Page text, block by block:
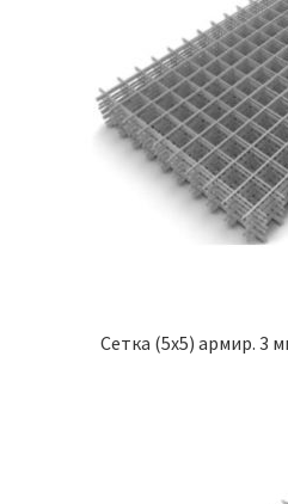
Сетка (5х5) армир. 3